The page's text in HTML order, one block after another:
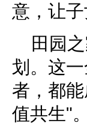
意，让子
田园
划。这
者，都
值共生"。